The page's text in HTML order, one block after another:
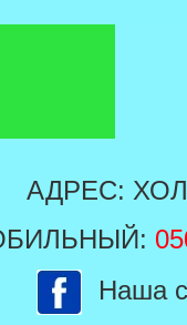
АДРЕС:
Наша